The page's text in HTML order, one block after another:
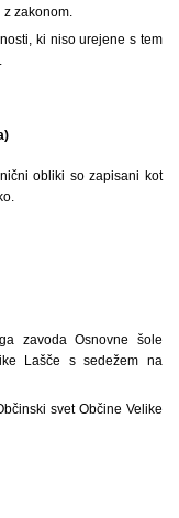
zakonom.
ki niso urejene s tem
obliki so zapisani kot
zavoda Osnovne šole
Lašče s sedežem na
svet Občine Velike